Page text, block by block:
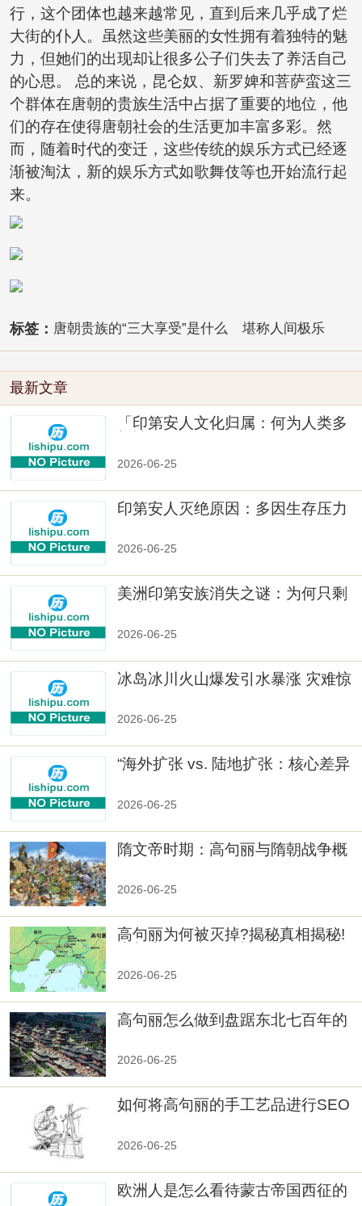
行，这个团体也越来越常见，直到后来几乎成了烂
大街的仆人。虽然这些美丽的女性拥有着独特的魅
力，但她们的出现却让很多公子们失去了养活自己
的心思。 总的来说，昆仑奴、新罗婢和菩萨蛮这三
个群体在唐朝的贵族生活中占据了重要的地位，他
们的存在使得唐朝社会的生活更加丰富多彩。然
而，随着时代的变迁，这些传统的娱乐方式已经逐
渐被淘汰，新的娱乐方式如歌舞伎等也开始流行起
来。
标签： 唐朝贵族的“三大享受”是什么 堪称人间极乐
最新文章
「印第安人文化归属：何为人类多
2026-06-25
印第安人灭绝原因：多因生存压力
2026-06-25
美洲印第安族消失之谜：为何只剩
2026-06-25
冰岛冰川火山爆发引水暴涨 灾难惊
2026-06-25
“海外扩张 vs. 陆地扩张：核心差异
2026-06-25
隋文帝时期：高句丽与隋朝战争概
2026-06-25
高句丽为何被灭掉?揭秘真相揭秘!
2026-06-25
高句丽怎么做到盘踞东北七百年的
2026-06-25
如何将高句丽的手工艺品进行SEO
2026-06-25
欧洲人是怎么看待蒙古帝国西征的